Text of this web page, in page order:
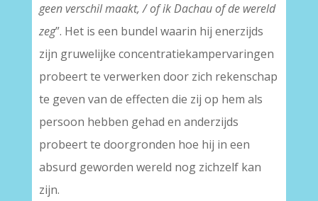
geen verschil maakt, / ofik Dachau of de wereld
zeg”. Het is een bundel waarin hij enerzijds
zijn gruwelijke concentratiekampervaringen
probeert te verwerken door zich rekenschap
te geven van de effecten die zij op hem als
persoon hebben gehad en anderzijds
probeert te doorgronden hoe hij in een
absurd geworden wereld nog zichzelf kan
zijn.